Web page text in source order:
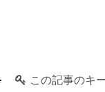
この記事のキ